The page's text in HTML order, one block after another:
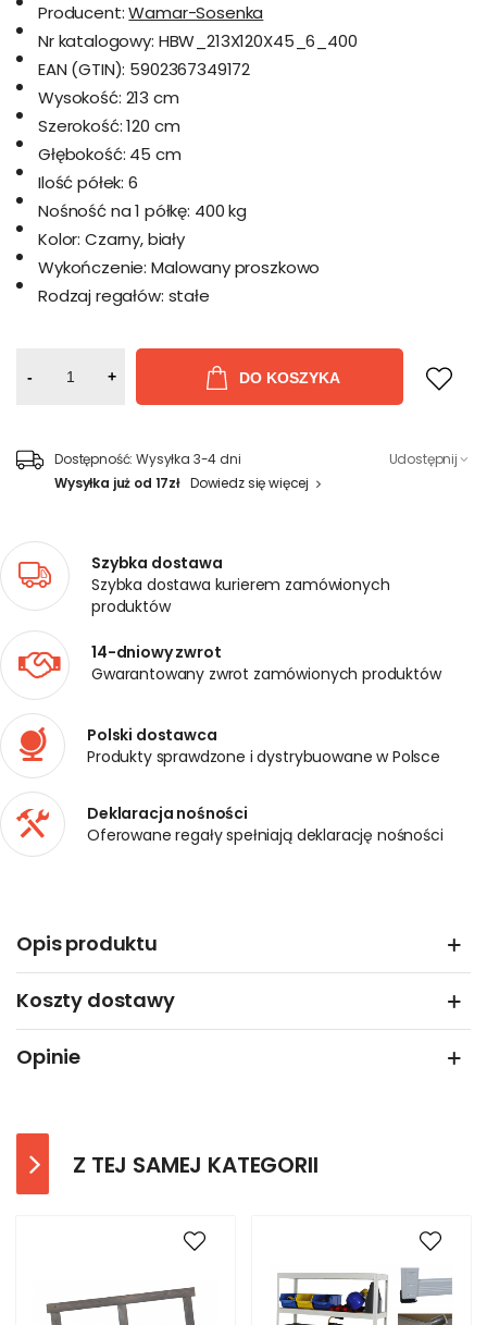
Producent: Wamar-Sosenka
Nr katalogowy: HBW_213X120X45_6_400
EAN (GTIN): 5902367349172
Wysokość: 213 cm
Szerokość: 120 cm
Głębokość: 45 cm
Ilość półek: 6
Nośność na 1 półkę: 400 kg
Kolor: Czarny, biały
Wykończenie: Malowany proszkowo
Rodzaj regałów: stałe
- + DO KOSZYKA
Dostępność: Wysyłka 3-4 dni
Wysyłka już od 17zł Dowiedz się więcej
Udostępnij
Szybka dostawa
Szybka dostawa kurierem zamówionych
produktów
14-dniowy zwrot
Gwarantowany zwrot zamówionych produktów
Polski dostawca
Produkty sprawdzone i dystrybuowane w Polsce
Deklaracja nośności
Oferowane regały spełniają deklarację nośności
Opis produktu
Koszty dostawy
Opinie
Z TEJ SAMEJ KATEGORII